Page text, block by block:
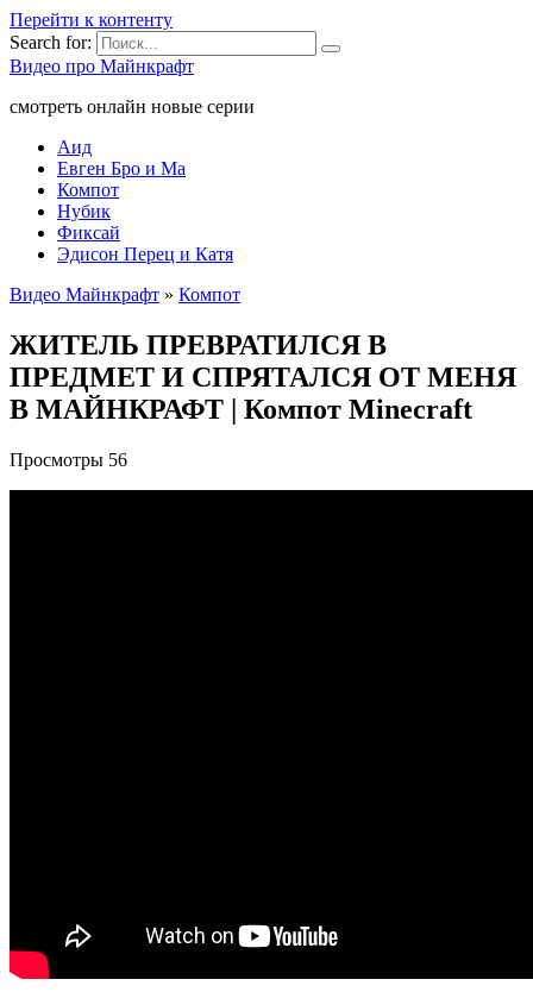
Перейти к контенту
Search for:
Видео про Майнкрафт
смотреть онлайн новые серии
Аид
Евген Бро и Ма
Компот
Нубик
Фиксай
Эдисон Перец и Катя
Видео Майнкрафт » Компот
ЖИТЕЛЬ ПРЕВРАТИЛСЯ В
ПРЕДМЕТ И СПРЯТАЛСЯ ОТ МЕНЯ
В МАЙНКРАФТ | Компот Minecraft
Просмотры 56